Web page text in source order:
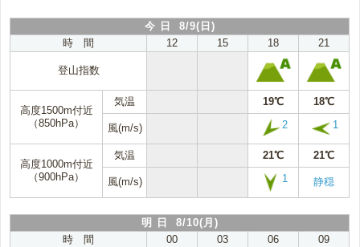
今 日 8/9(日)
時 間
12 15 18 21
登山指数
高度1500m付近
（850hPa）
気温 19℃ 18℃
風(m/s) 2 1
高度1000m付近
（900hPa）
気温 21℃ 21℃
風(m/s) 1 静穏
明 日 8/10(月)
時 間
00 03 06 09